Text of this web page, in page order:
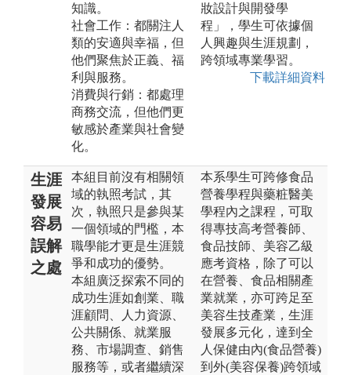
知識。
社會工作：都關注人
類的安適與幸福，但
他們聚焦於正義、福
利與服務。
消費與行銷：都處理
商務交流，但他們更
敏感於產業與社會變
化。
妝設計與開發學
程」，學生可依據個
人興趣與生涯規劃，
跨領域專業學習。
下載詳細資料
生涯
發展
容易
誤解
之處
本組目前沒有相關領
域的執照考試，其
次，執照只是參與某
一個領域的門檻，本
職學能才更是生涯競
爭和成功的優勢。
本組廣泛探索不同的
成功生涯如創業、職
涯顧問、人力資源、
公共關係、就業服
務、市場調查、銷售
服務等，或者繼續深
本系學生可跨修食品
營養學程與藥粧醫美
學程內之課程，可取
得專技高考營養師、
食品技師、美容乙級
應考資格，除了可以
在營養、食品相關產
業就業，亦可跨足至
美容生技產業，生涯
發展多元化，達到全
人保健由內(食品營養)
到外(美容保養)跨領域